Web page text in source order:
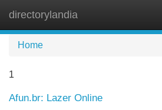
directorylandia
Home
1
Afun.br: Lazer Online